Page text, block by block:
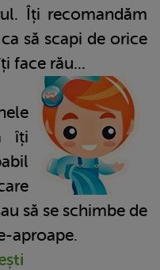
Îți recomandăm
să scapi de orice
face rău...
îți
să se schimbe de
aproape.